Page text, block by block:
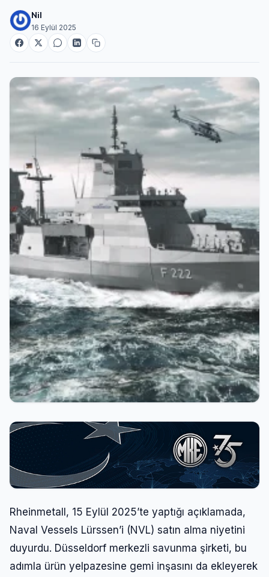
Nil
16 Eylül 2025
Rheinmetall, 15 Eylül 2025’te yaptığı açıklamada,
Naval Vessels Lürssen’i (NVL) satın alma niyetini
duyurdu. Düsseldorf merkezli savunma şirketi, bu
adımla ürün yelpazesine gemi inşasını da ekleyerek